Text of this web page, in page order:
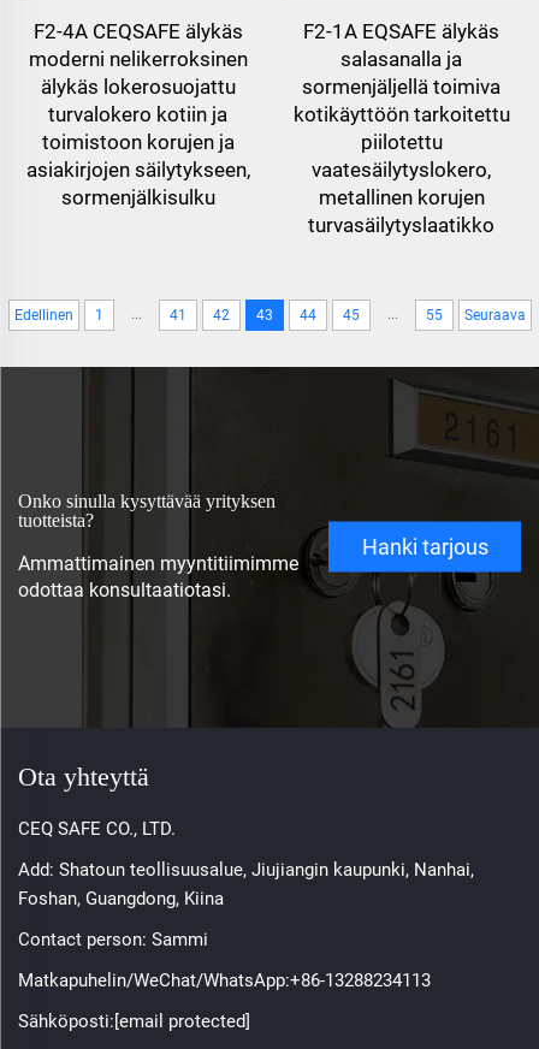
F2-4A CEQSAFE älykäs
moderni nelikerroksinen
älykäs lokerosuojattu
turvalokero kotiin ja
toimistoon korujen ja
asiakirjojen säilytykseen,
sormenjälkisulku
F2-1A EQSAFE älykäs
salasanalla ja
sormenjäljellä toimiva
kotikäyttöön tarkoitettu
piilotettu
vaatesäilytyslokero,
metallinen korujen
turvasäilytyslaatikko
Edellinen 1 ... 41 42 43 44 45 ... 55 Seuraava
Onko sinulla kysyttävää yrityksen
tuotteista?
Ammattimainen myyntitiimimme
odottaa konsultaatiotasi.
Hanki tarjous
Ota yhteyttä
CEQ SAFE CO., LTD.
Add: Shatoun teollisuusalue, Jiujiangin kaupunki, Nanhai,
Foshan, Guangdong, Kiina
Contact person: Sammi
Matkapuhelin/WeChat/WhatsApp:+86-13288234113
Sähköposti:[email protected]